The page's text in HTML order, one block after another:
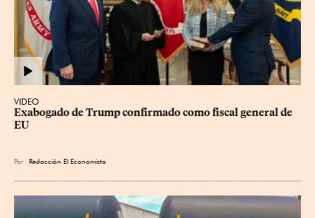
VIDEO
Exabogado de Trump confirmado como fiscal general de
EU
Por Redacción El Economista